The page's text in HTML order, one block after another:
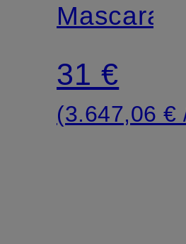
FANNING
MASCARA
Mascara
31 €
(3.647,06 €